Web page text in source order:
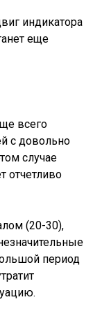
индикатора
еще
всего
с довольно
случае
отчетливо
(20-30),
период